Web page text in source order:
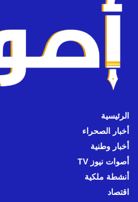
الرئيسية
أخبار الصحراء
أخبار وطنية
أصوات نيوز TV
أنشطة ملكية
اقتصاد